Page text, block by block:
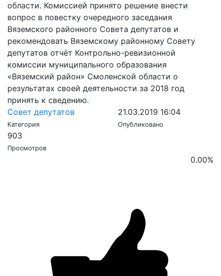
области. Комиссией принято решение внести
вопрос в повестку очередного заседания
Вяземского районного Совета депутатов и
рекомендовать Вяземскому районному Совету
депутатов отчёт Контрольно-ревизионной
комиссии муниципального образования
«Вяземский район» Смоленской области о
результатах своей деятельности за 2018 год
принять к сведению.
Совет депутатов
Категория
21.03.2019 16:04
Опубликовано
903
Просмотров
0.00%